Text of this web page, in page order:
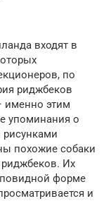
входят в
по
риджбеков
именно этим
упоминания о
похожие собаки
Их
форме
и